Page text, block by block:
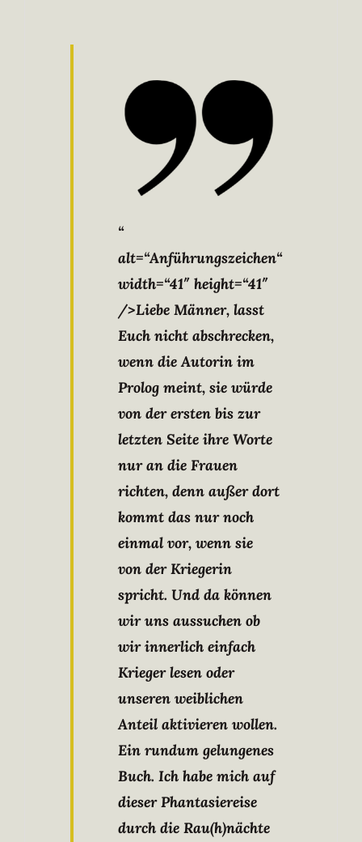
“
alt=“Anführungszeichen“
width=“41″ height=“41″
/>Liebe Männer, lasst
Euch nicht abschrecken,
wenn die Autorin im
Prolog meint, sie würde
von der ersten bis zur
letzten Seite ihre Worte
nur an die Frauen
richten, denn außer dort
kommt das nur noch
einmal vor, wenn sie
von der Kriegerin
spricht. Und da können
wir uns aussuchen ob
wir innerlich einfach
Krieger lesen oder
unseren weiblichen
Anteil aktivieren wollen.
Ein rundum gelungenes
Buch. Ich habe mich auf
dieser Phantasiereise
durch die Rau(h)nächte